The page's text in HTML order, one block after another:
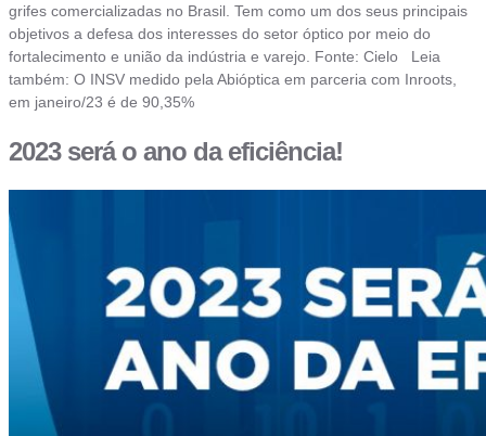
grifes comercializadas no Brasil. Tem como um dos seus principais
objetivos a defesa dos interesses do setor óptico por meio do
fortalecimento e união da indústria e varejo. Fonte: Cielo Leia
também: O INSV medido pela Abióptica em parceria com Inroots,
em janeiro/23 é de 90,35%
2023 será o ano da eficiência!